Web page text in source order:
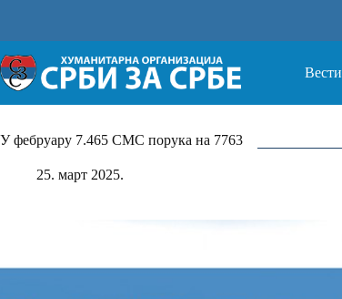
Вести
У фебруару 7.465 СМС порука на 7763
25. март 2025.